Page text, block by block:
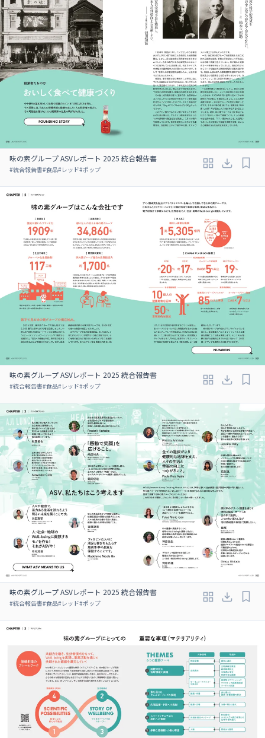
味の素グループ ASVレポート 2025 統合報告書
#統合報告書#食品#レッド#ポップ
味の素グループ ASVレポート 2025 統合報告書
#統合報告書#食品#レッド#ポップ
味の素グループ ASVレポート 2025 統合報告書
#統合報告書#食品#レッド#ポップ